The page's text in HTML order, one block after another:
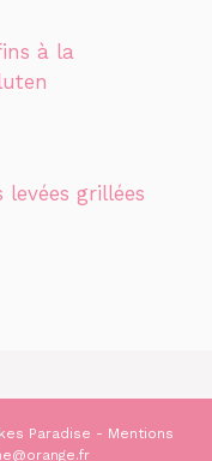
à la
levées grillées
Paradise - Mentions